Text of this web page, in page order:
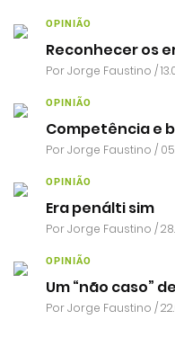
OPINIÃO
Reconhecer os
PorJorge Faustino /
OPINIÃO
Competência e
PorJorge Faustino /
OPINIÃO
Era penálti sim
PorJorge Faustino /
OPINIÃO
Um “não caso”
PorJorge Faustino /